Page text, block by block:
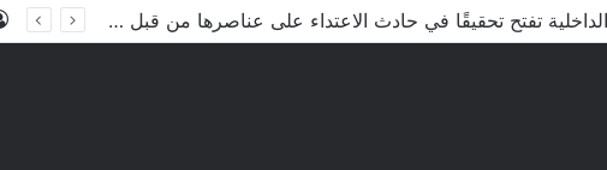
الأعور: اتفاقية ترسيم الحدود مع تركيا على طاولة النواب والاعتماد مرجّح